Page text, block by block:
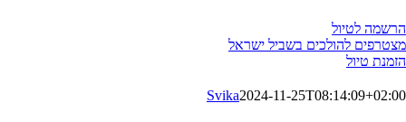
הרשמה לטיול
מצטרפים להולכים בשביל ישראל
הזמנת טיול
Svika2024-11-25T08:14:09+02:00